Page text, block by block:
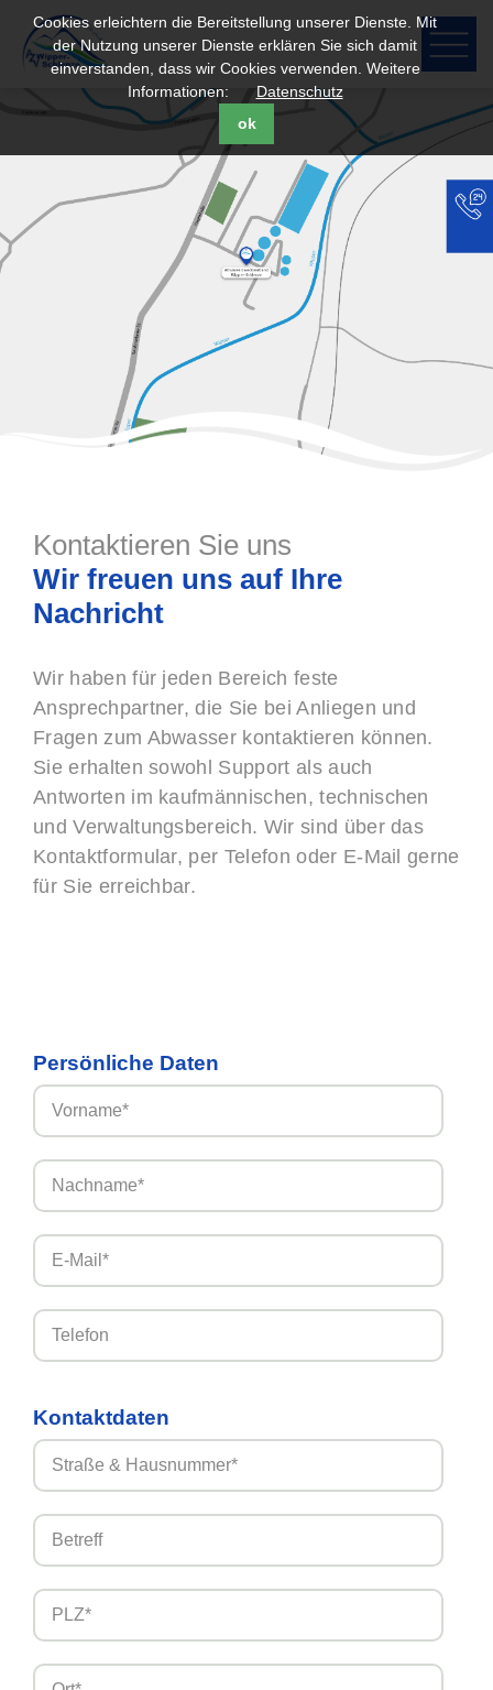
Cookies erleichtern die Bereitstellung unserer Dienste. Mit
der Nutzung unserer Dienste erklären Sie sich damit
einverstanden, dass wir Cookies verwenden. Weitere
Informationen:
Datenschutz
ok
Kontaktieren Sie uns
Wir freuen uns auf Ihre
Nachricht
Wir haben für jeden Bereich feste
Ansprechpartner, die Sie bei Anliegen und
Fragen zum Abwasser kontaktieren können.
Sie erhalten sowohl Support als auch
Antworten im kaufmännischen, technischen
und Verwaltungsbereich. Wir sind über das
Kontaktformular, per Telefon oder E-Mail gerne
für Sie erreichbar.
Persönliche Daten
Kontaktdaten